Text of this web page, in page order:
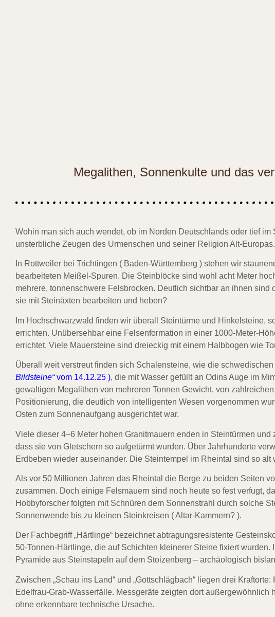
Megalithen, Sonnenkulte und das
Wohin man sich auch wendet, ob im Norden Deutschlands oder tief
unsterbliche Zeugen des Urmenschen und seiner Religion Alt-Europas.
In Rottweiler bei Trichtingen ( Baden-Württemberg ) stehen wir
bearbeiteten Meißel-Spuren. Die Steinblöcke sind wohl acht Meter
mehrere, tonnenschwere Felsbrocken. Deutlich sichtbar an ihnen
sie mit Steinäxten bearbeiten und heben?
Im Hochschwarzwald finden wir überall Steintürme und Hinkelsteine,
errichten. Unübersehbar eine Felsenformation in einer 1000-Meter-
errichtet. Viele Mauersteine sind dreieckig mit einem Halbbogen wie
Überall weit verstreut finden sich Schalensteine, wie die schwedischen
Bildsteine“vom 14.12.25 ), die mit Wasser gefüllt an Odins Auge im
gewaltigen Megalithen von mehreren Tonnen Gewicht, von
Positionierung, die deutlich von intelligenten Wesen vorgenommen
Osten zum Sonnenaufgang ausgerichtet war.
Viele dieser 4–6 Meter hohen Granitmauern enden in Steintürmen
dass sie von Gletschern so aufgetürmt wurden. Über Jahrhunderte
Erdbeben wieder auseinander. Die Steintempel im Rheintal sind so alt
Als vor 50 Millionen Jahren das Rheintal die Berge zu beiden Seiten
zusammen. Doch einige Felsmauern sind noch heute so fest verfugt,
Hobbyforscher folgten mit Schnüren dem Sonnenstrahl durch solche
Sonnenwende bis zu kleinen Steinkreisen ( Altar-Kammern? ).
Der Fachbegriff „Härtlinge“ bezeichnet abtragungsresistente
50-Tonnen-Härtlinge, die auf Schichten kleinerer Steine fixiert
Pyramide aus Steinstapeln auf dem Stoizenberg – archäologisch
Zwischen „Schau ins Land“ und „Gottschlägbach“ liegen drei
Edelfrau-Grab-Wasserfälle. Messgeräte zeigten dort außergewöhnlich
ohne erkennbare technische Ursache.